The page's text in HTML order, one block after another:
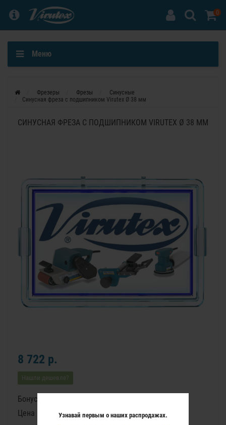
Узнавай первым о наших распродажах.
0
Меню
Фрезеры Фрезы
Синусные
Синусная фреза с подшипником Virutex Ø 38 мм
СИНУСНАЯ ФРЕЗА С ПОДШИПНИКОМ VIRUTEX Ø 38 ММ
8 722 р.
Нашли дешевле?
Бонусные баллы: 108
Цена в бонусных баллах: 7220